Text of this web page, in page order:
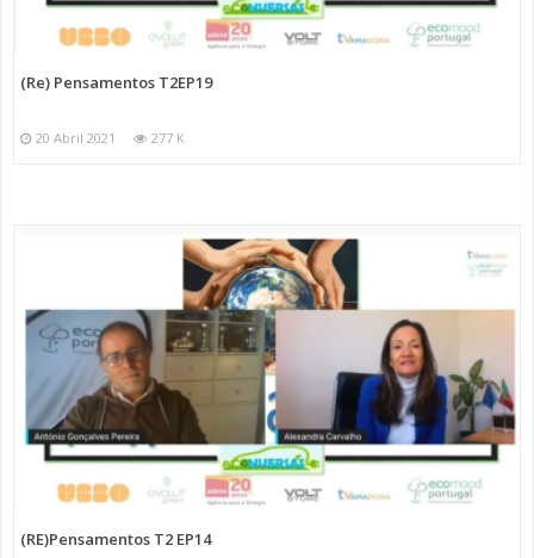
(Re) Pensamentos T2EP19
20 Abril 2021 277 K
(RE)Pensamentos T2 EP14